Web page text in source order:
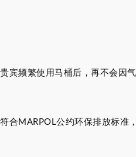
贵宾频繁使用马桶后，再不会因
符合MARPOL公约环保排放标准